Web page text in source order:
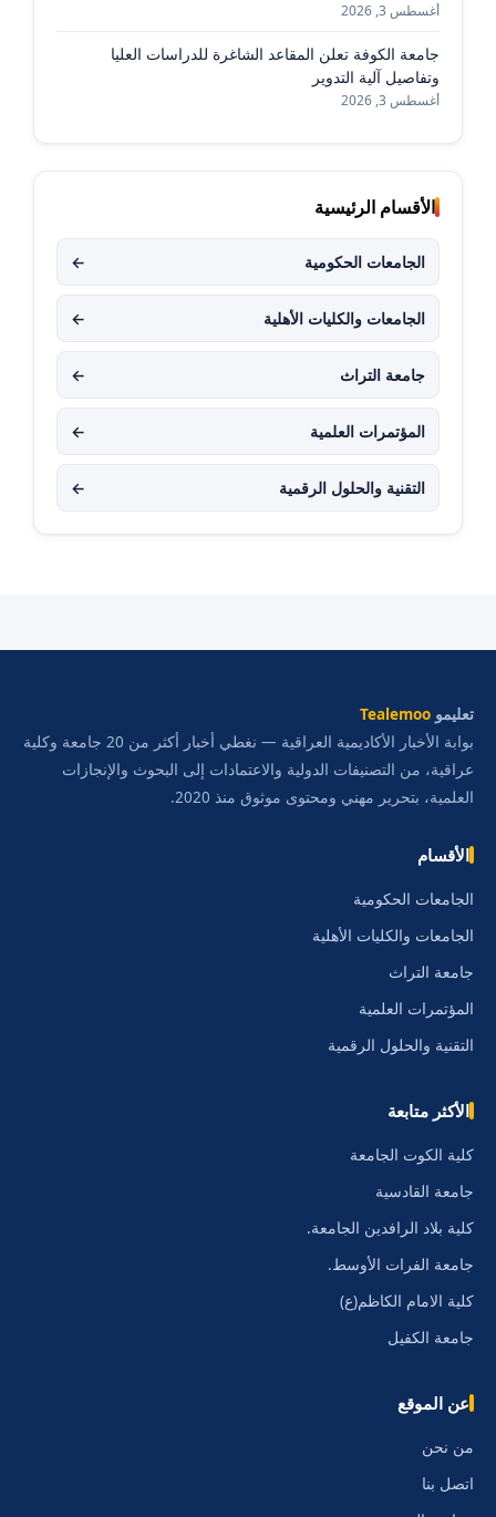
أغسطس 3, 2026
جامعة الكوفة تعلن المقاعد الشاغرة للدراسات العليا
وتفاصيل آلية التدوير
أغسطس 3, 2026
الأقسام الرئيسية
الجامعات الحكومية ←
الجامعات والكليات الأهلية ←
جامعة التراث ←
المؤتمرات العلمية ←
التقنية والحلول الرقمية ←
تعليمو Tealemoo
بوابة الأخبار الأكاديمية العراقية — نغطي أخبار أكثر من 20 جامعة وكلية
عراقية، من التصنيفات الدولية والاعتمادات إلى البحوث والإنجازات
العلمية، بتحرير مهني ومحتوى موثوق منذ 2020.
الأقسام
الجامعات الحكومية
الجامعات والكليات الأهلية
جامعة التراث
المؤتمرات العلمية
التقنية والحلول الرقمية
الأكثر متابعة
كلية الكوت الجامعة
جامعة القادسية
كلية بلاد الرافدين الجامعة.
جامعة الفرات الأوسط.
كلية الامام الكاظم(ع)
جامعة الكفيل
عن الموقع
من نحن
اتصل بنا